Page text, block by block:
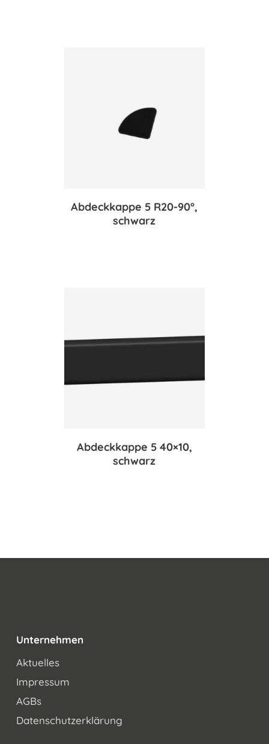
Abdeckkappe 5 R20-90°,
schwarz
Abdeckkappe 5 40×10,
schwarz
Unternehmen
Aktuelles
Impressum
AGBs
Datenschutzerklärung